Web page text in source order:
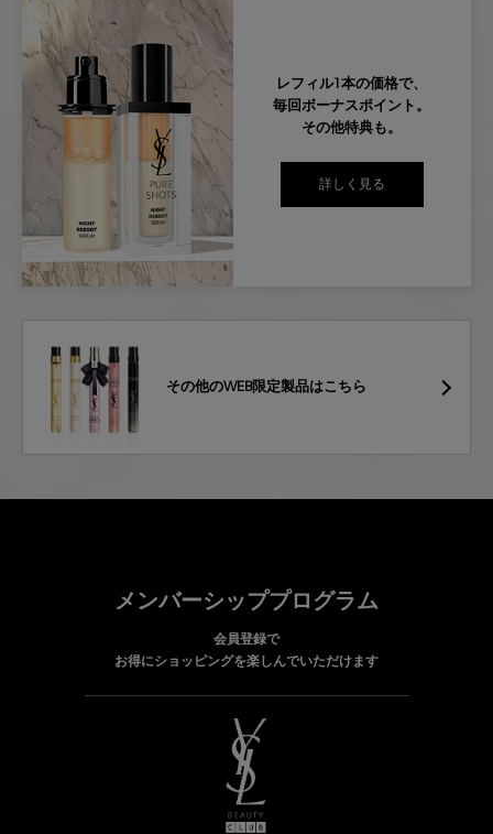
レフィル1本の価格で、
毎回ボーナスポイント。
その他特典も。
詳しく見る
その他のWEB限定製品はこちら
メンバーシッププログラム
会員登録で
お得にショッピングを楽しんでいただけます